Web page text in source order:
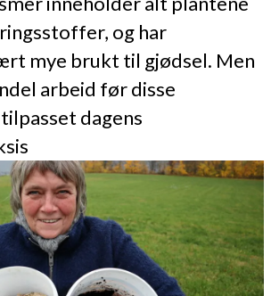
og har
mye brukt til gjødsel. Men
arbeid før disse
dagens